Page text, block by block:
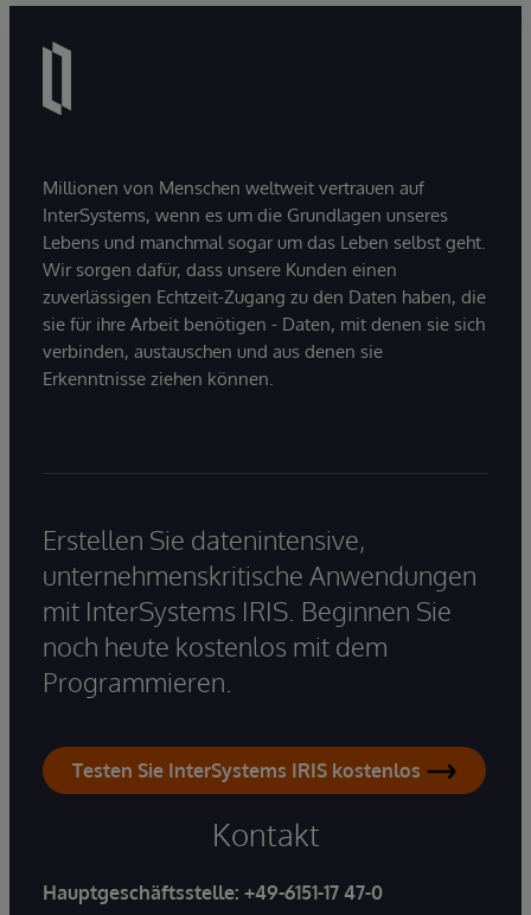
Millionen von Menschen weltweit vertrauen auf
InterSystems, wenn es um die Grundlagen unseres
Lebens und manchmal sogar um das Leben selbst geht.
Wir sorgen dafür, dass unsere Kunden einen
zuverlässigen Echtzeit-Zugang zu den Daten haben, die
sie für ihre Arbeit benötigen - Daten, mit denen sie sich
verbinden, austauschen und aus denen sie
Erkenntnisse ziehen können.
Erstellen Sie datenintensive,
unternehmenskritische Anwendungen
mit InterSystems IRIS. Beginnen Sie
noch heute kostenlos mit dem
Programmieren.
Testen Sie InterSystems IRIS kostenlos
Kontakt
Hauptgeschäftsstelle: +49-6151-17 47-0